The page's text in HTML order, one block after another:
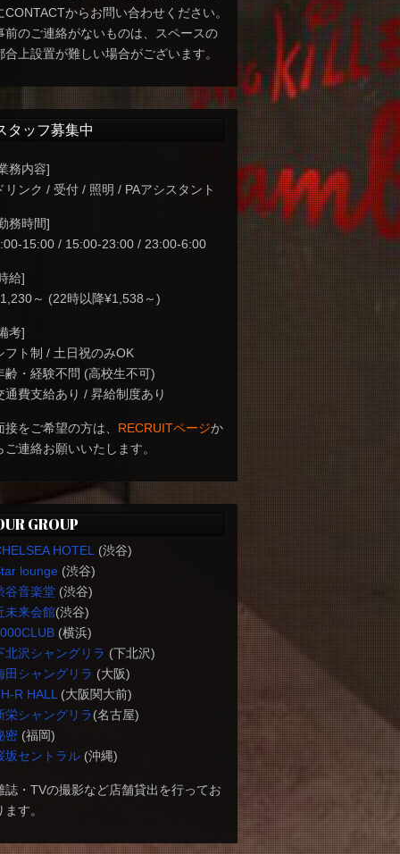
CONTACTからお問い合わせください。
前のご連絡がないものは、スペースの
合上設置が難しい場合がございます。
タッフ募集中
務内容]
リンク / 受付 / 照明 / PAアシスタント
務時間]
15:00 / 15:00-23:00 / 23:00-6:00
給]
～ (22時以降¥1,538～)
考]
フト制 / 土日祝のみOK
齢・経験不問 (高校生不可)
通費支給あり / 昇給制度あり
接をご希望の方は、 RECRUITページか
ご連絡お願いいたします。
GROUP
HOTEL
(渋谷)
lounge(渋谷)
谷音楽堂(渋谷)
未来会館(渋谷)
(横浜)
北沢シャングリラ (下北沢)
田シャングリラ (大阪)
R HALL (大阪関大前)
栄シャングリラ(名古屋)
密(福岡)
坂セントラル(沖縄)
誌・TVの撮影など店舗貸出を行ってお
ます。